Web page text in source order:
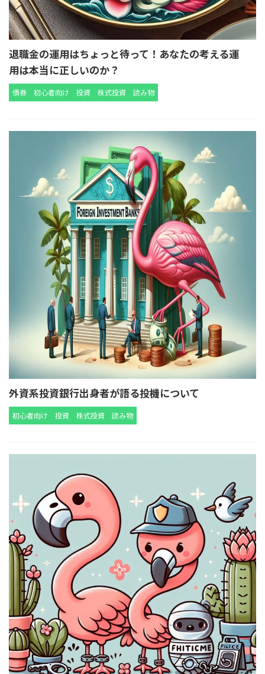
退職金の運用はちょっと待って！あなたの考える運
用は本当に正しいのか？
債券 初心者向け 投資 株式投資 読み物
外資系投資銀行出身者が語る投機について
初心者向け 投資 株式投資 読み物